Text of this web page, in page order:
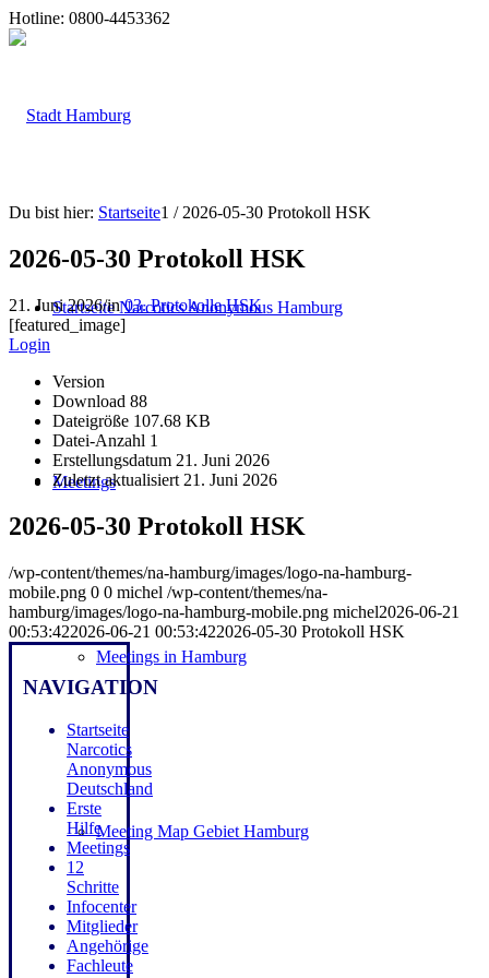
Hotline: 0800-4453362
Startseite Narcotics Anonymous Hamburg
Meetings
Meetings in Hamburg
Meeting Map Gebiet Hamburg
Du bist hier: Startseite1 / 2026-05-30 Protokoll HSK
2026-05-30 Protokoll HSK
21. Juni 2026/in03. Protokolle HSK
[featured_image]
Login
Version
Download 88
Dateigröße 107.68 KB
Datei-Anzahl 1
Erstellungsdatum 21. Juni 2026
Zuletzt aktualisiert 21. Juni 2026
2026-05-30 Protokoll HSK
/wp-content/themes/na-hamburg/images/logo-na-hamburg-
mobile.png 0 0 michel /wp-content/themes/na-
hamburg/images/logo-na-hamburg-mobile.png michel2026-06-21
00:53:422026-06-21 00:53:422026-05-30 Protokoll HSK
NAVIGATION
Startseite
Narcotics
Anonymous
Deutschland
Erste
Hilfe
Meetings
12
Schritte
Infocenter
Mitglieder
Angehörige
Fachleute